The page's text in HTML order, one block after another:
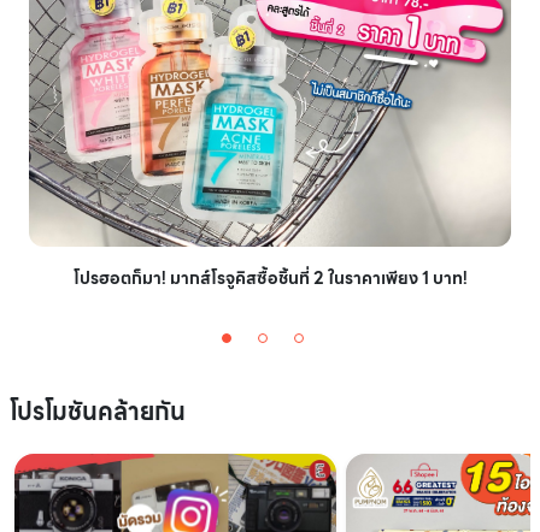
โปรฮอตก็มา! มากส์โรจูคิสซื้อชิ้นที่ 2 ในราคาเพียง 1 บาท!
โปรโมชันคล้ายกัน